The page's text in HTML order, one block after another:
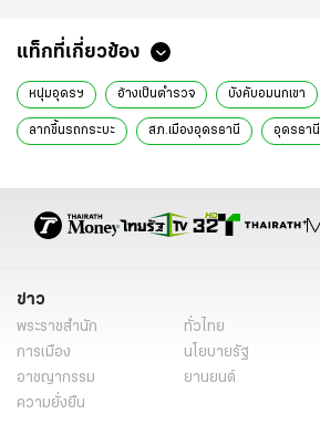
แท็กที่เกี่ยวข้อง
หนุ่มอุดรฯ อ้างเป็นตำรวจ บังคับอมนกเขา
ลากขึ้นรถกระบะ สภ.เมืองอุดรธานี อุดรธานี
ข่าว
พระราชสำนัก ทั่วไทย
การเมือง
นโยบายรัฐ
อาชญากรรม
ยานยนต์
ความยั่งยืน